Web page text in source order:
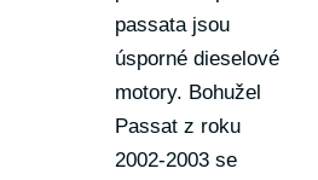
passata jsou
úsporné dieselové
motory. Bohužel
Passat z roku
2002-2003 se